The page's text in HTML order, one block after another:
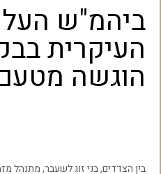
ביהמ"ש
העיקרית
הוגשה